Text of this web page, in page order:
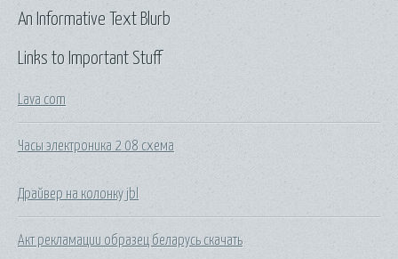
Links to Important Stuff
Lava com
Часы электроника 2 08 схема
Драйвер на колонку jbl
Акт рекламации образец беларусь скачать
An Informative Text Blurb